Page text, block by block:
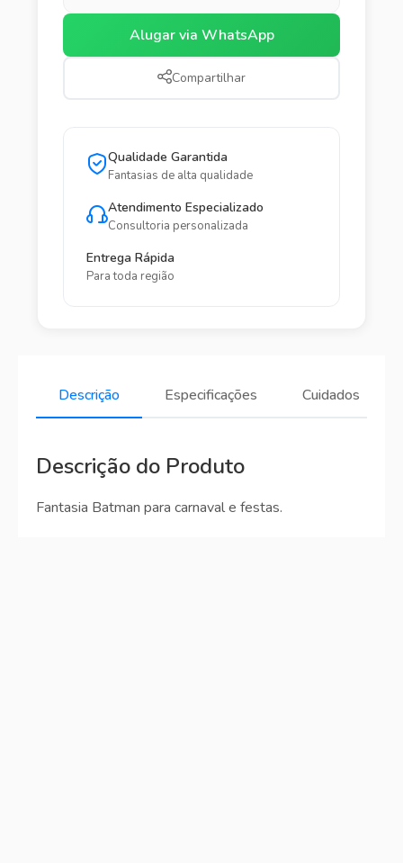
Alugar via WhatsApp
Compartilhar
Qualidade Garantida
Fantasias de alta qualidade
Atendimento Especializado
Consultoria personalizada
Entrega Rápida
Para toda região
Descrição Especificações Cuidados
Descrição do Produto
Fantasia Batman para carnaval e festas.